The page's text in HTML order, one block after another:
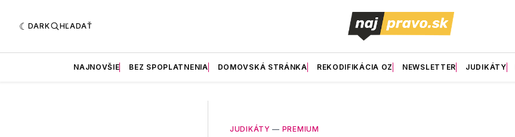
DARK HĽADAŤ
NAJNOVŠIE BEZ SPOPLATNENIA DOMOVSKÁ STRÁNKA REKODIFIKÁCIA OZ NEWSLETTER JUDIKÁTY
JUDIKÁTY — PREMIUM